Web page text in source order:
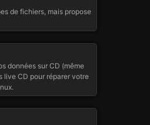
de fichiers, mais propose
données sur CD (même
live CD pour réparer votre